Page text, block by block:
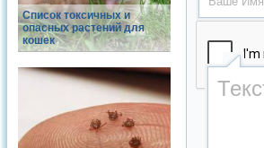
Список токсичных и
опасных растений для
кошек